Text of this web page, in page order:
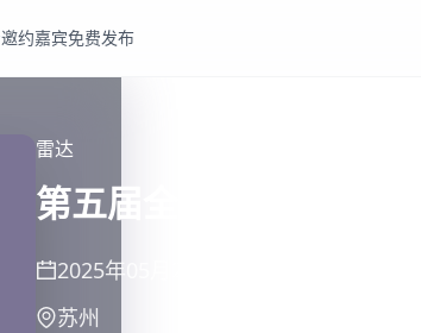
邀约嘉宾免费发布
雷达
第五届全国雷达对地观测
2025年05月23日
苏州